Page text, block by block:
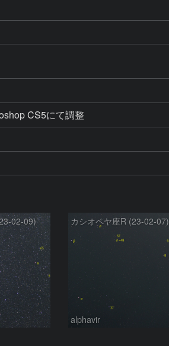
CS5にて調整
02-09) カシオペヤ座R (23-02-07)
alphavir